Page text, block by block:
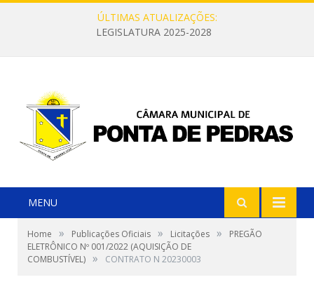
ÚLTIMAS ATUALIZAÇÕES:
LEGISLATURA 2025-2028
MENU
Home » Publicações Oficiais » Licitações »
PREGÃO
ELETRÔNICO Nº 001/2022 (AQUISIÇÃO DE
COMBUSTÍVEL) » CONTRATO N 20230003